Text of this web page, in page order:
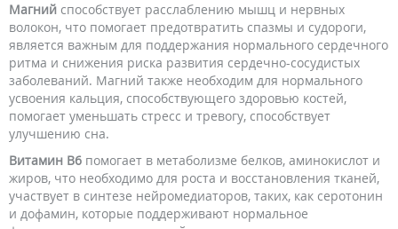
Магний способствует расслаблению мышц и нервных
волокон, что помогает предотвратить спазмы и судороги,
является важным для поддержания нормального сердечного
ритма и снижения риска развития сердечно-сосудистых
заболеваний. Магний также необходим для нормального
усвоения кальция, способствующего здоровью костей,
помогает уменьшать стресс и тревогу, способствует
улучшению сна.
Витамин B6 помогает в метаболизме белков, аминокислот и
жиров, что необходимо для роста и восстановления тканей,
участвует в синтезе нейромедиаторов, таких, как серотонин
и дофамин, которые поддерживают нормальное